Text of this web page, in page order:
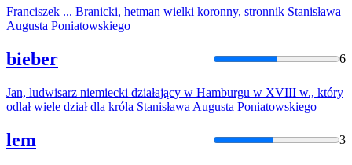
Franciszek ... Branicki, hetman wielki koronny, stronnik Stanisława
Augusta Poniatowskiego
bieber 6
Jan, ludwisarz niemiecki działający w Hamburgu w XVIII w., który
odlał wiele dział dla króla Stanisława Augusta Poniatowskiego
lem 3